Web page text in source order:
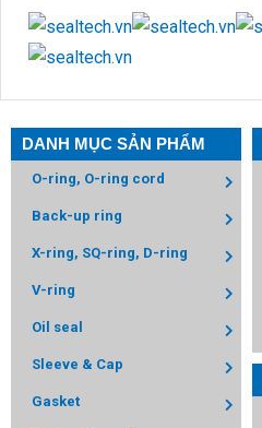
DANH MỤC SẢN PHẨM
O-ring, O-ring cord
Back-up ring
X-ring, SQ-ring, D-ring
V-ring
Oil seal
Sleeve & Cap
Gasket